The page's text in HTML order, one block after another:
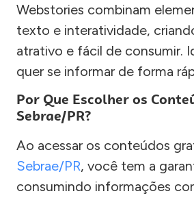
Webstories combinam
texto e interatividade,
atrativo e fácil de consumir.
quer se informar de forma
Por Que Escolher os
Sebrae/PR?
Ao acessar os conteúdos
Sebrae/PR, você tem a
consumindo informações